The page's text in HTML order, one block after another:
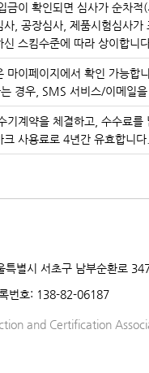
금이 확인되면 심사가 순차적
, 공장심사, 제품시험심사가
스킴수준에 따라 상이합니
마이페이지에서 확인 가능합
경우, SMS 서비스/이메일
기계약을 체결하고, 수수료를
사용료로 4년간 유효합니다.
별시 서초구 남부순환로
번호: 138-82-06187
and Certification